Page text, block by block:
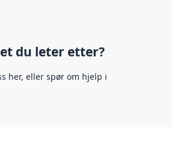
du leter etter?
her, eller spør om hjelp i